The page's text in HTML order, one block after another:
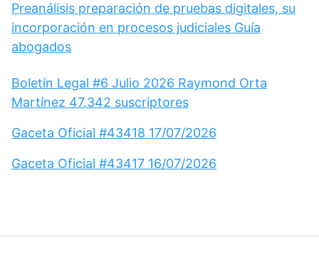
Preanálisis preparación de pruebas digitales, su
incorporación en procesos judiciales Guía
abogados
Boletín Legal #6 Julio 2026 Raymond Orta
Martínez 47.342 suscriptores
Gaceta Oficial #43418 17/07/2026
Gaceta Oficial #43417 16/07/2026